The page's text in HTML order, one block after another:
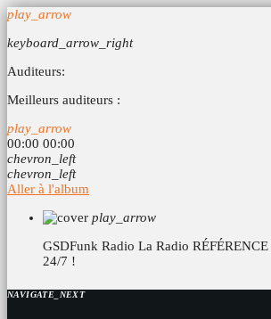
play_arrow
keyboard_arrow_right
Auditeurs:
Meilleurs auditeurs :
play_arrow
00:00 00:00
chevron_left
chevron_left
Aller à l'album
play_arrow
GSDFunk Radio La Radio
24/7 !
NAVIGATE_NEXT